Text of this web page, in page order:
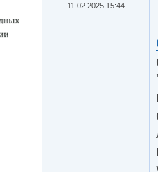
11.02.2025 15:44